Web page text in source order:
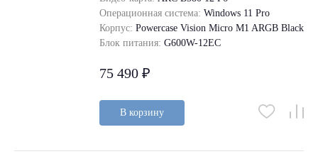
Операционная система: Windows 11 Pro
Корпус: Powercase Vision Micro M1 ARGB Black
Блок питания: G600W-12EC
75 490 ₽
В корзину